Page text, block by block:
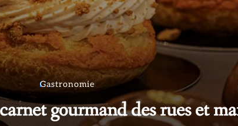
Destinations
incontournables à visiter à